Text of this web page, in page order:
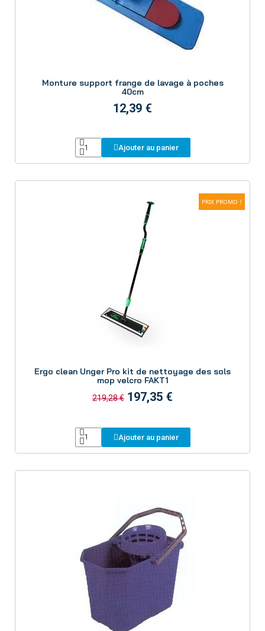
Monture support frange de lavage à poches
40cm
12,39 €
Ajouter au panier
PRIX PROMO !
Ergo clean Unger Pro kit de nettoyage des sols
mop velcro FAKT1
219,28 € 197,35 €
Ajouter au panier